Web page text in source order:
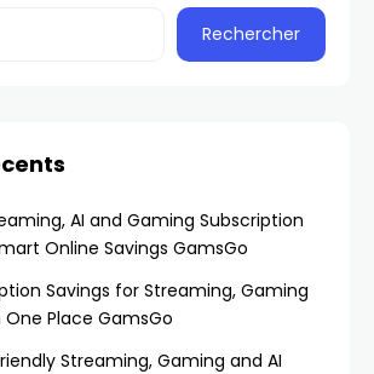
Rechercher
AI and Gaming Subscription
Online Savings GamsGo
Savings for Streaming, Gaming
One Place GamsGo
Streaming, Gaming and AI